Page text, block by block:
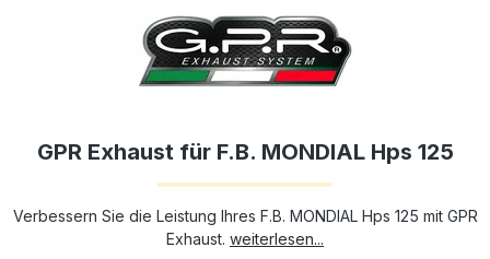
GPR Exhaust für F.B. MONDIAL Hps 125
Verbessern Sie die Leistung Ihres F.B. MONDIAL Hps 125 mit GPR
Exhaust. weiterlesen...